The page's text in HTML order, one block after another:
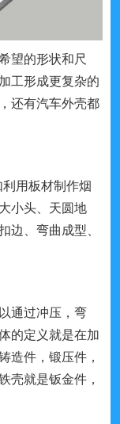
望的形状和尺
工形成更复杂的
还有汽车外壳都
用板材制作烟
小头、天圆地
边、弯曲成型、
通过冲压，弯
的定义就是在加
造件，锻压件，
壳就是钣金件，